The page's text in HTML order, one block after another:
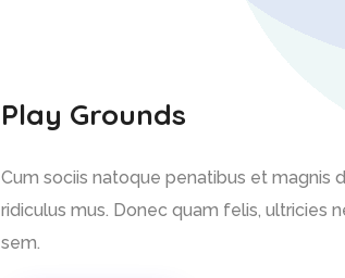
Play Grounds
Cum sociis natoque penatibus et magnis
ridiculus mus. Donec quam felis, ultricies
sem.